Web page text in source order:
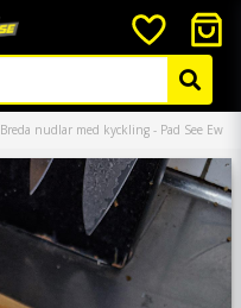
Breda nudlar med kyckling - Pad See Ew